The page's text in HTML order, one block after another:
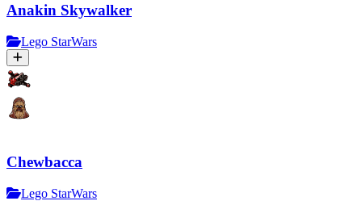
Anakin Skywalker
Lego StarWars
Chewbacca
Lego StarWars